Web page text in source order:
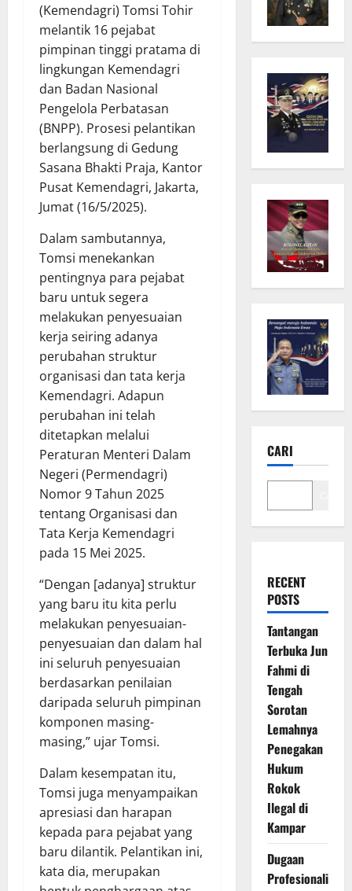
(Kemendagri) Tomsi Tohir
melantik 16 pejabat
pimpinan tinggi pratama di
lingkungan Kemendagri
dan Badan Nasional
Pengelola Perbatasan
(BNPP). Prosesi pelantikan
berlangsung di Gedung
Sasana Bhakti Praja, Kantor
Pusat Kemendagri, Jakarta,
Jumat (16/5/2025).
Dalam sambutannya,
Tomsi menekankan
pentingnya para pejabat
baru untuk segera
melakukan penyesuaian
kerja seiring adanya
perubahan struktur
organisasi dan tata kerja
Kemendagri. Adapun
perubahan ini telah
ditetapkan melalui
Peraturan Menteri Dalam
Negeri (Permendagri)
Nomor 9 Tahun 2025
tentang Organisasi dan
Tata Kerja Kemendagri
pada 15 Mei 2025.
“Dengan [adanya] struktur
yang baru itu kita perlu
melakukan penyesuaian-
penyesuaian dan dalam hal
ini seluruh penyesuaian
berdasarkan penilaian
daripada seluruh pimpinan
komponen masing-
masing,” ujar Tomsi.
Dalam kesempatan itu,
Tomsi juga menyampaikan
apresiasi dan harapan
kepada para pejabat yang
baru dilantik. Pelantikan ini,
kata dia, merupakan
CARI
RECENT
POSTS
Tantangan
Terbuka Jun
Fahmi di
Tengah
Sorotan
Lemahnya
Penegakan
Hukum
Rokok
Ilegal di
Kampar
Dugaan
Profesionali